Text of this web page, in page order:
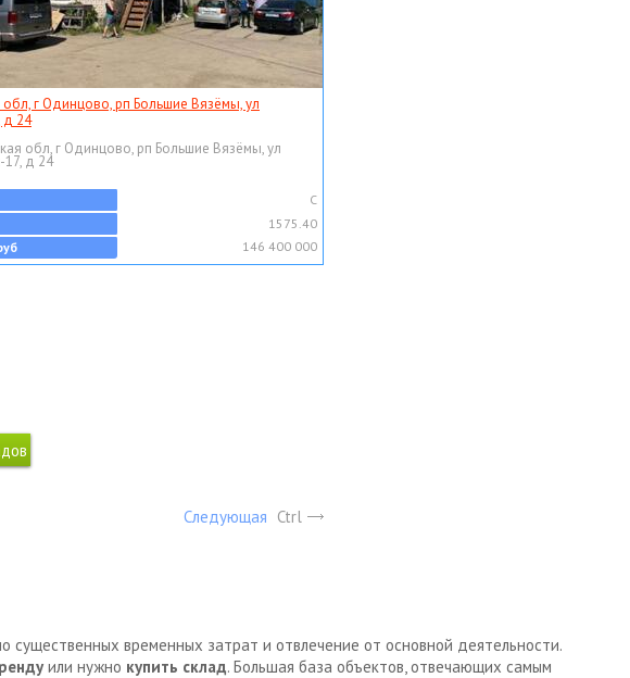
г Одинцово, рп Большие Вязёмы, ул
д 24
обл, г Одинцово, рп Большие Вязёмы, ул
д 24
C
1575.40
146 400 000
Следующая Ctrl
существенных временных затрат и отвлечение от основной деятельности.
или нужно купить склад. Большая база объектов, отвечающих самым